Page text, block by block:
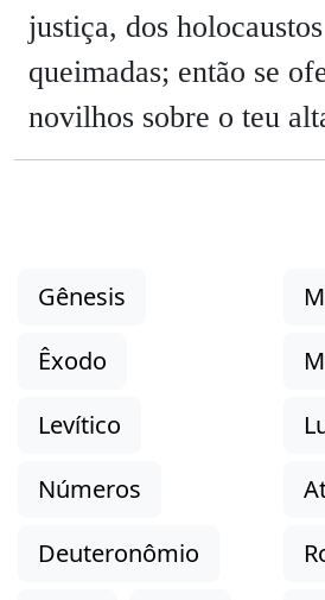
justiça, dos
queimadas; então se
novilhos sobre o teu
Gênesis
Êxodo
Levítico
Números
Deuteronômio